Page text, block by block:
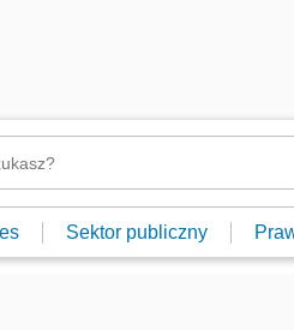
Sektor publiczny